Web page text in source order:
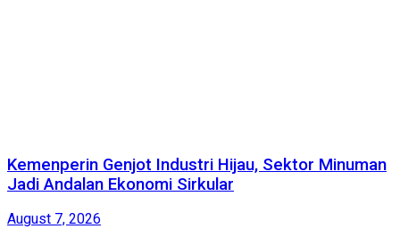
Kemenperin Genjot Industri Hijau, Sektor Minuman
Jadi Andalan Ekonomi Sirkular
August 7, 2026